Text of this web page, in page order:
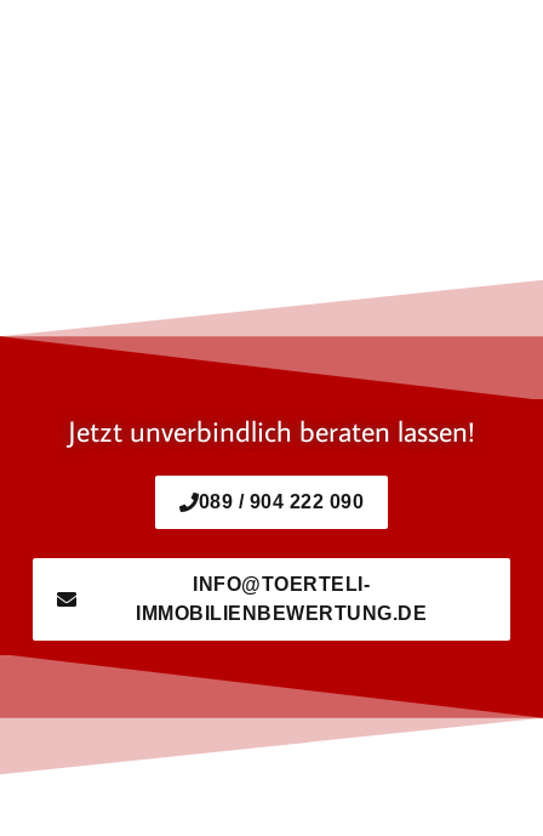
Jetzt unverbindlich beraten lassen!
089 / 904 222 090
INFO@TOERTELI-
IMMOBILIENBEWERTUNG.DE